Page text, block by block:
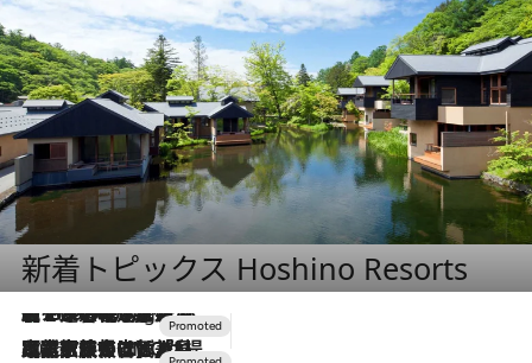
新着トピックス Hoshino Resorts
10 Hours Ago
【トンボの足水浴】ヒノキの香りに包まれて涼感マックス！約13℃の湧水かけ流しを避暑地「星野温泉 トンボの湯」で体験
2026.7.31
【ホテル帰省】という選択肢をOMOが提案。家族とほどよい距離を保つには「昼は実家、夜は気兼ねなくホテルで！」